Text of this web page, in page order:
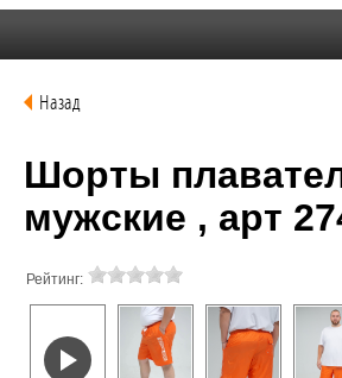
Назад
Шорты
мужские , арт
Рейтинг: